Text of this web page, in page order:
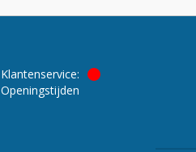
Klantenservice:
Openingstijden